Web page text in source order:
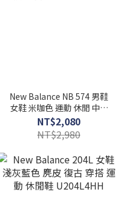
New Balance NB 574 男鞋
女鞋 米咖色 運動 休閒 中性
情侶 復古 休閒鞋 U574805
NT$2,080
NT$2,980